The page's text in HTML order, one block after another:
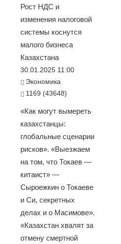
Рост НДС и
изменения налоговой
системы коснутся
малого бизнеса
Казахстана
30.01.2025 11:00
Экономика
1169 (43648)
«Как могут вымереть
казахстанцы:
глобальные сценарии
рисков». «Выезжаем
на том, что Токаев —
китаист» —
Сыроежкин о Токаеве
и Си, секретных
делах и о Масимове».
«Казахстан хвалят за
отмену смертной